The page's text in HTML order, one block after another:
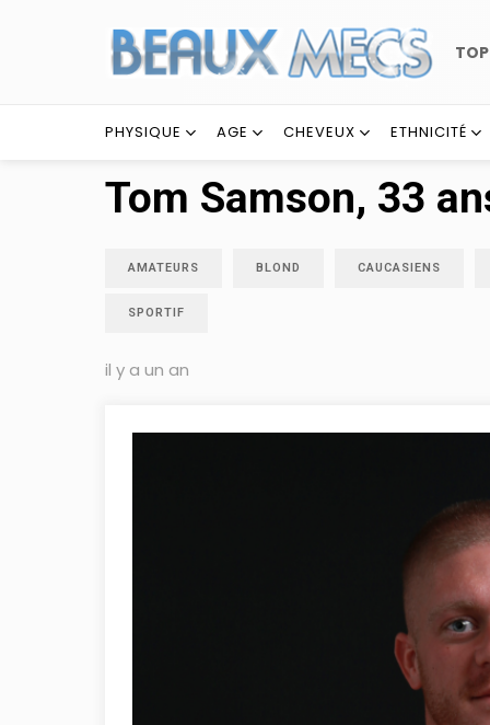
TOP
PHYSIQUE AGE CHEVEUX ETHNICITÉ
Tom Samson, 33
AMATEURS BLOND CAUCASIENS
SPORTIF
il y a un an